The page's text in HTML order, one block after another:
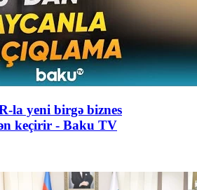
la yeni birgə biznes
keçirir - Baku TV